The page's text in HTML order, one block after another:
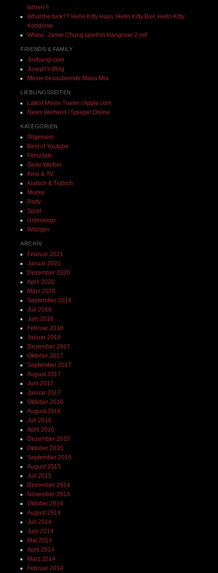
fahren !!
What the fuck?? Hello Kitty Haus, Hello Kitty Bier, Hello Kitty
Kondome
Whew.. Jamie Chung spielt in Hangover 2 mit
FRIENDS & FAMILY
Jinibangi.com
Joseph's Blog
Meine bezaubernde Maria Mia
LIEBLINGSSEITEN
Latest Movie Trailer / Apple.com
News Weltweit / Spiegel Online
KATEGORIEN
Allgemein
Best of Youtube
Filmzitate
Geile Weiber
Kino & TV
Klatsch & Tratsch
Mucke
Party
Sport
Unterwegs
Witziges
ARCHIV
Februar 2021
Januar 2021
Dezember 2020
April 2020
März 2020
September 2018
Juli 2018
Juni 2018
Februar 2018
Januar 2018
Dezember 2017
Oktober 2017
September 2017
August 2017
Juni 2017
Januar 2017
Oktober 2016
August 2016
Juli 2016
April 2016
Dezember 2015
Oktober 2015
September 2015
August 2015
Juli 2015
Dezember 2014
November 2014
Oktober 2014
August 2014
Juli 2014
Juni 2014
Mai 2014
April 2014
März 2014
Februar 2014